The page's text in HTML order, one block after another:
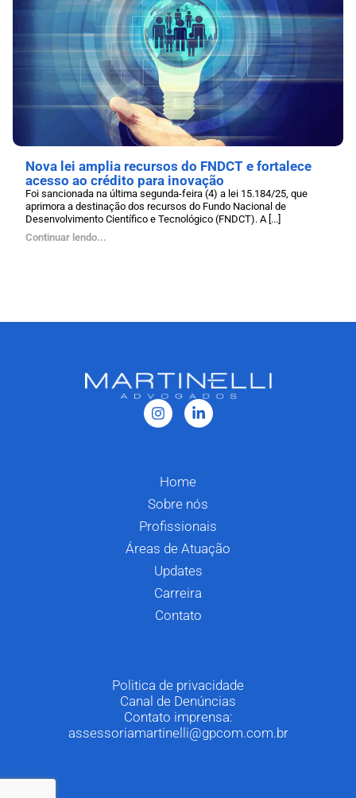
Nova lei amplia recursos do FNDCT e fortalece
acesso ao crédito para inovação
Foi sancionada na última segunda-feira (4) a lei 15.184/25, que
aprimora a destinação dos recursos do Fundo Nacional de
Desenvolvimento Científico e Tecnológico (FNDCT). A [...]
Continuar lendo...
Home
Sobre nós
Profissionais
Áreas de Atuação
Updates
Carreira
Contato
Politica de privacidade
Canal de Denúncias
Contato imprensa:
assessoriamartinelli@gpcom.com.br